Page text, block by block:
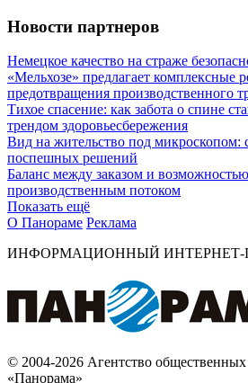
Новости партнеров
Немецкое качество на страже
«Мельхозе» предлагает комплексные
предотвращения производственного
Тихое спасение: как забота о спине
трендом здоровьесбережения
Вид на жительство под микроскопом:
поспешных решений
Баланс между заказом и
производственным потоком
Показать ещё
О Панораме Реклама
ИНФОРМАЦИОННЫЙ ИНТЕРНЕТ-
© 2004-2026 Агентство
«Панорама»